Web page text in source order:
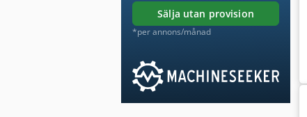
sälja utan provision
*per annons/månad